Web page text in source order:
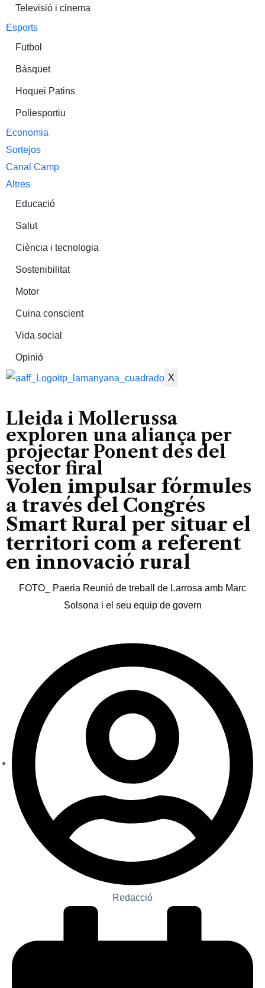
Televisió i cinema
Esports
Futbol
Bàsquet
Hoquei Patins
Poliesportiu
Economia
Sortejos
Canal Camp
Altres
Educació
Salut
Ciència i tecnologia
Sostenibilitat
Motor
Cuina conscient
Vida social
Opinió
X
Lleida i Mollerussa
exploren una aliança per
projectar Ponent des del
sector firal
Volen impulsar fórmules
a través del Congrés
Smart Rural per situar el
territori com a referent
en innovació rural
FOTO_ Paeria Reunió de treball de Larrosa amb Marc
Solsona i el seu equip de govern
Redacció